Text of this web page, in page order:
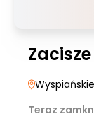
Teraz